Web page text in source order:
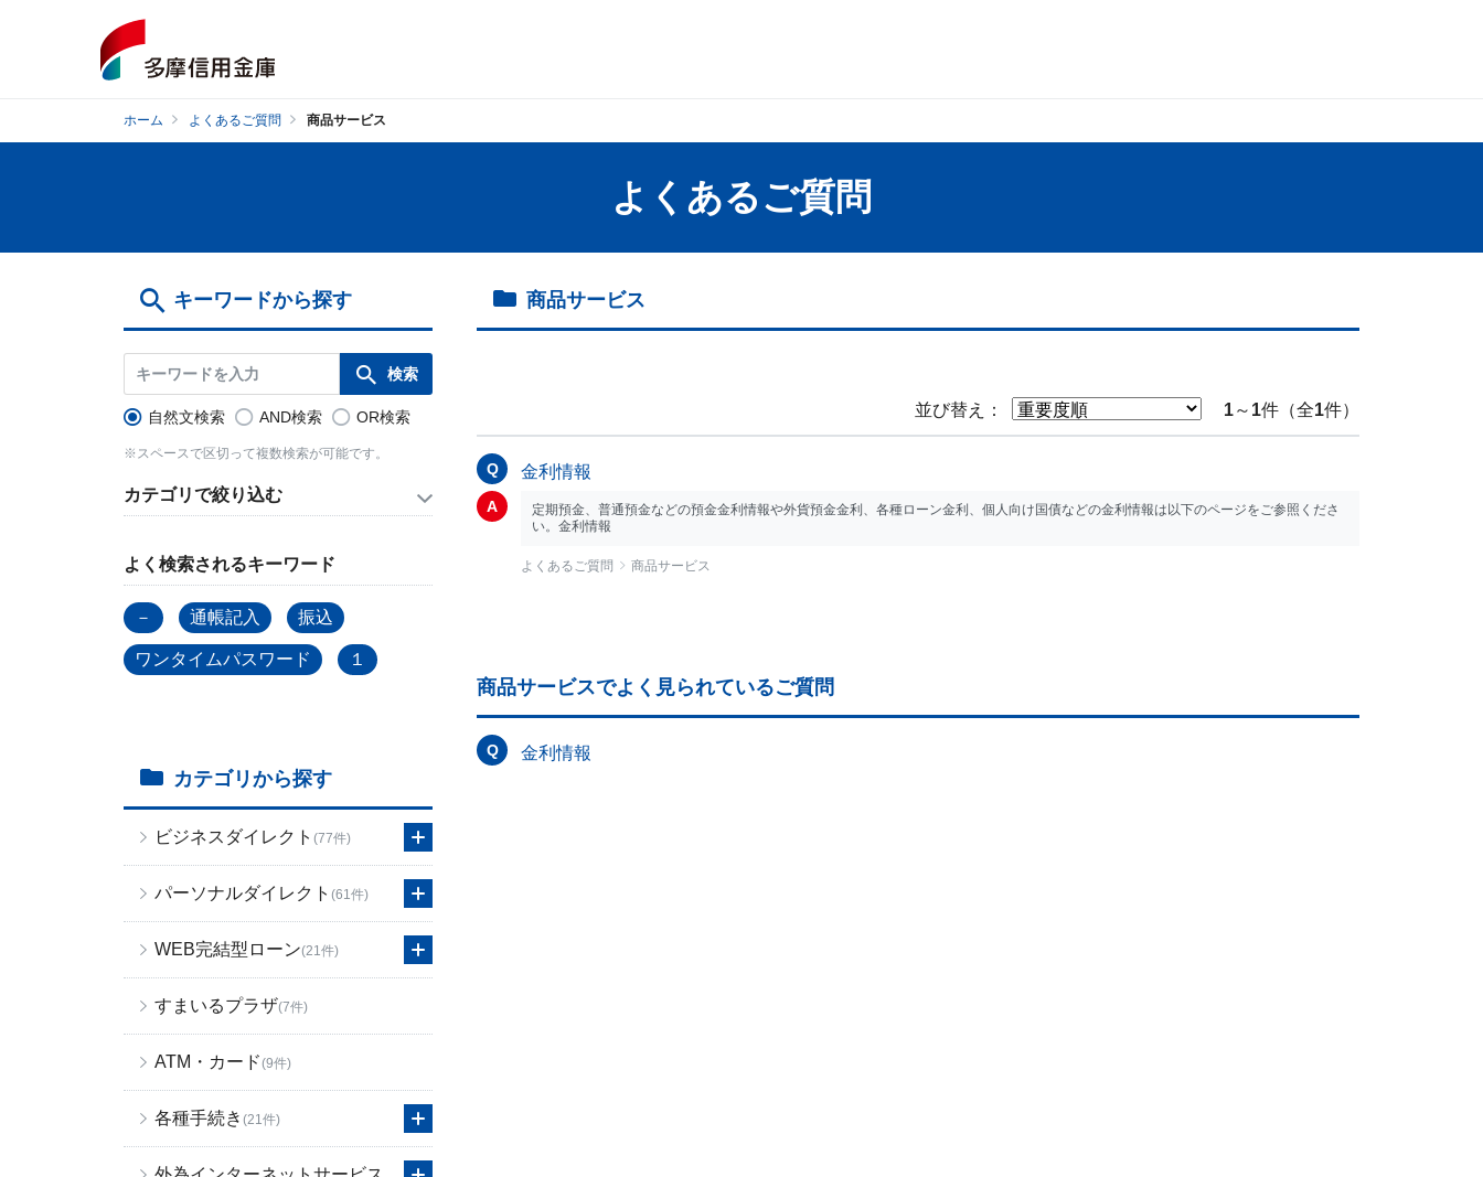
ホーム よくあるご質問 商品サービス
よくあるご質問
キーワードから探す
自然文検索 AND検索 OR検索
※スペースで区切って複数検索が可能です。
カテゴリで絞り込む
よく検索されるキーワード
－ 通帳記入 振込
ワンタイムパスワード １
カテゴリから探す
ビジネスダイレクト (77件)
パーソナルダイレクト (61件)
WEB完結型ローン(21件)
すまいるプラザ(7件)
ATM・カード(9件)
各種手続き (21件)
商品サービス
並び替え： 1～ 1件（全1件）
金利情報
定期預金、普通預金などの預金金利情報や外貨預金金利、各種ローン金利、個人向け国債などの金利情報は以下のページをご参照くださ
い。金利情報
よくあるご質問 商品サービス
商品サービスでよく見られているご質問
金利情報